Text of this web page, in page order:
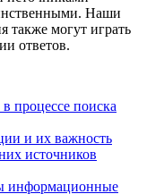
Наши
также могут играть
ответов.
процессе поиска
и их важность
источников
информационные